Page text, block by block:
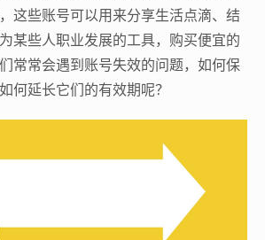
这些账号可以用来分享生活点滴、结
某些人职业发展的工具，购买便宜的
常常会遇到账号失效的问题，如何保
何延长它们的有效期呢？